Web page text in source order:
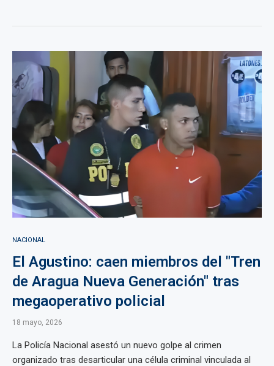
NACIONAL
El Agustino: caen miembros del "Tren
de Aragua Nueva Generación" tras
megaoperativo policial
18 mayo, 2026
La Policía Nacional asestó un nuevo golpe al crimen
organizado tras desarticular una célula criminal vinculada al